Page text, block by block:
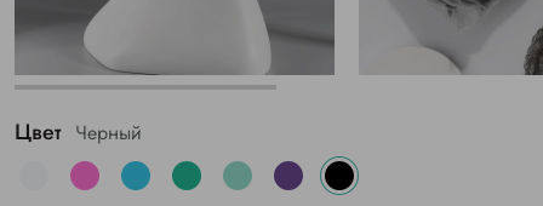
Цвет Черный